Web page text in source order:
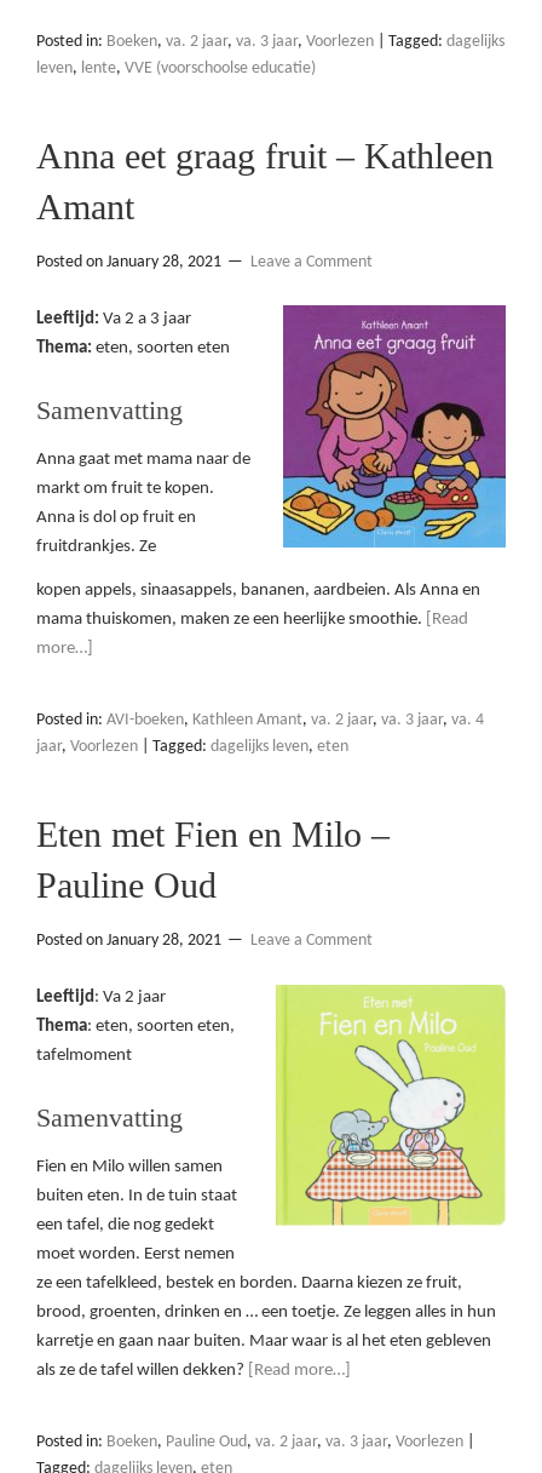
Posted in: Boeken, va. 2 jaar, va. 3 jaar, Voorlezen Tagged: dagelijks
leven, lente, VVE (voorschoolse educatie)
Anna eet graag fruit – Kathleen
Amant
Posted on January 28, 2021 Leave a Comment
Leeftijd: Va 2 a 3 jaar
Thema: eten, soorten eten
Samenvatting
Anna gaat met mama naar de
markt om fruit te kopen.
Anna is dol op fruit en
fruitdrankjes. Ze
kopen appels, sinaasappels, bananen, aardbeien. Als Anna en
mama thuiskomen, maken ze een heerlijke smoothie.
[Read
more…]
Posted in: AVI-boeken, Kathleen Amant, va. 2 jaar, va. 3 jaar, va. 4
jaar, Voorlezen Tagged: dagelijks leven, eten
Eten met Fien en Milo –
Pauline Oud
Posted on January 28, 2021 Leave a Comment
Leeftijd: Va 2 jaar
Thema: eten, soorten eten,
tafelmoment
Samenvatting
Fien en Milo willen samen
buiten eten. In de tuin staat
een tafel, die nog gedekt
moet worden. Eerst nemen
ze een tafelkleed, bestek en borden. Daarna kiezen ze fruit,
brood, groenten, drinken en … een toetje. Ze leggen alles in hun
karretje en gaan naar buiten. Maar waar is al het eten gebleven
als ze de tafel willen dekken?
[Read more…]
Posted in: Boeken, Pauline Oud, va. 2 jaar, va. 3 jaar, Voorlezen
Tagged: dagelijks leven, eten